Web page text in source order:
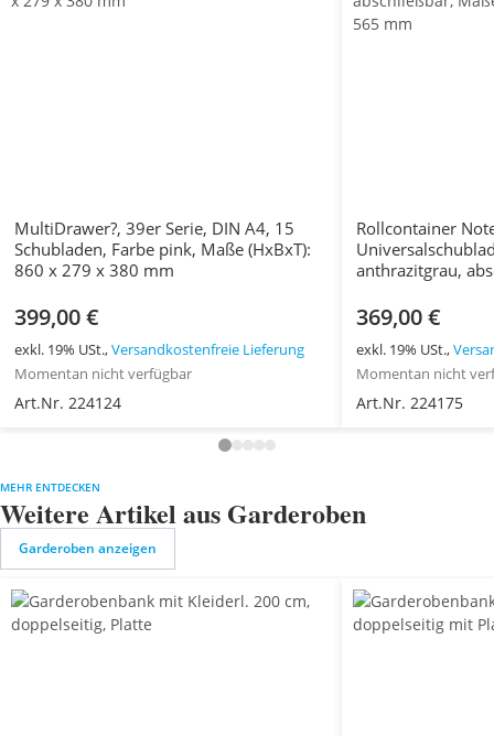
MultiDrawer?, 39er Serie, DIN A4, 15
Schubladen, Farbe pink, Maße (HxBxT):
860 x 279 x 380 mm
399,00 €
exkl. 19% USt.,Versandkostenfreie Lieferung
Momentan nicht verfügbar
Art.Nr. 224124
Rollcontainer
anthrazitgrau,
369,00 €
exkl. 19% USt.,
Momentan nicht
Art.Nr. 224175
MEHR ENTDECKEN
Weitere Artikel aus Garderoben
Garderoben anzeigen